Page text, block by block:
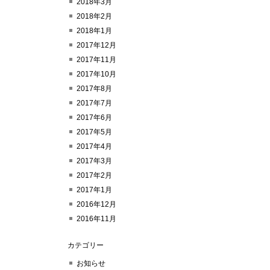
2018年3月
2018年2月
2018年1月
2017年12月
2017年11月
2017年10月
2017年8月
2017年7月
2017年6月
2017年5月
2017年4月
2017年3月
2017年2月
2017年1月
2016年12月
2016年11月
カテゴリー
お知らせ